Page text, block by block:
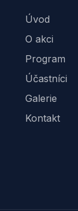
Úvod
O akci
Program
Účastníci
Galerie
Kontakt